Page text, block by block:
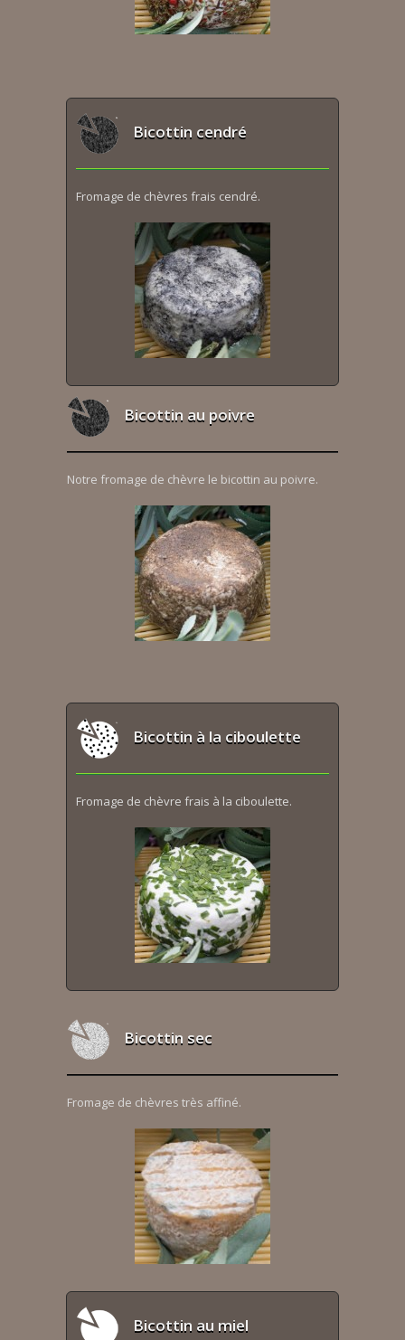
Bicottin cendré
Fromage de chèvres frais cendré.
Bicottin au poivre
Notre fromage de chèvre le bicottin au poivre.
Bicottin à la ciboulette
Fromage de chèvre frais à la ciboulette.
Bicottin sec
Fromage de chèvres très affiné.
Bicottin au miel